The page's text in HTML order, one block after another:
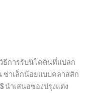
ธีการรับนิโคตินที่แปลก
ซ่าเล็กน้อยแบบคลาสสิก
นำเสนอซองปรุงแต่ง